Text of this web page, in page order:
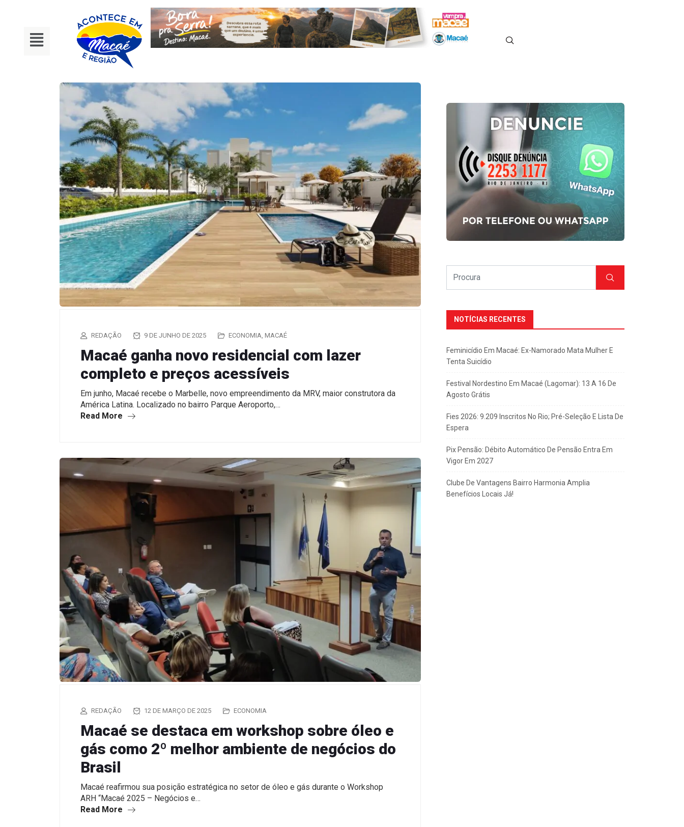
REDAÇÃO 9 DE JUNHO DE 2025 ECONOMIA MACAÉ
Macaé ganha novo residencial com lazer
completo e preços acessíveis
Em junho, Macaé recebe o Marbelle, novo empreendimento da MRV, maior construtora da
América Latina. Localizado no bairro Parque Aeroporto,…
Read More
REDAÇÃO 12 DE MARÇO DE 2025 ECONOMIA
Macaé se destaca em workshop sobre óleo e
gás como 2º melhor ambiente de negócios do
Brasil
Macaé reafirmou sua posição estratégica no setor de óleo e gás durante o Workshop
ARH “Macaé 2025 – Negócios e…
Read More
NOTÍCIAS RECENTES
Feminicídio Em Macaé: Ex-Namorado Mata Mulher E
Tenta Suicídio
Festival Nordestino Em Macaé (Lagomar): 13 A 16 De
Agosto Grátis
Fies 2026: 9.209 Inscritos No Rio; Pré-Seleção E Lista De
Espera
Pix Pensão: Débito Automático De Pensão Entra Em
Vigor Em 2027
Clube De Vantagens Bairro Harmonia Amplia
Benefícios Locais Já!